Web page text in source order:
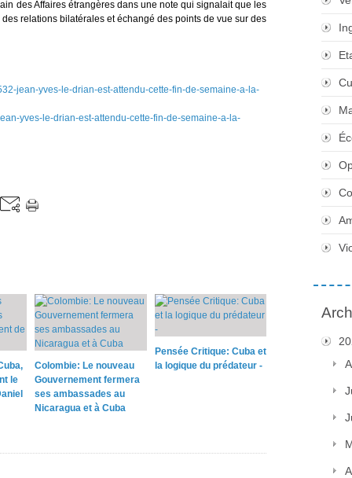
des Affaires étrangères dans une note qui signalait que les
relations bilatérales et échangé des points de vue sur des
jean-yves-le-drian-est-attendu-cette-fin-de-semaine-a-la-
yves-le-drian-est-attendu-cette-fin-de-semaine-a-la-
le
Colombie: Le nouveau
Gouvernement fermera
ses ambassades au
Nicaragua et à Cuba
Pensée Critique: Cuba et
la logique du prédateur -